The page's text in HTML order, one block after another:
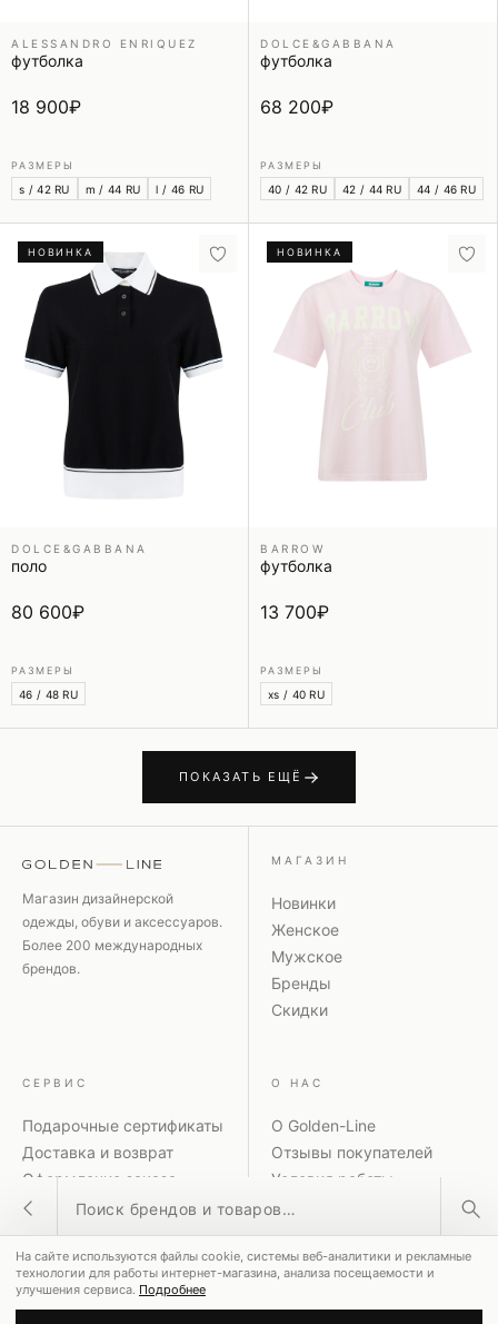
ALESSANDRO ENRIQUEZ
футболка
18 900₽
РАЗМЕРЫ
s / 42 RU m / 44 RU l / 46 RU
DOLCE&GABBANA
футболка
68 200₽
РАЗМЕРЫ
40 / 42 RU 42 / 44 RU 44 / 46 RU
НОВИНКА
DOLCE&GABBANA
поло
80 600₽
РАЗМЕРЫ
46 / 48 RU
НОВИНКА
BARROW
футболка
13 700₽
РАЗМЕРЫ
xs / 40 RU
ПОКАЗАТЬ ЕЩЁ
Магазин дизайнерской
одежды, обуви и аксессуаров.
Более 200 международных
брендов.
МАГАЗИН
Новинки
Женское
Мужское
Бренды
Скидки
СЕРВИС
Подарочные сертификаты
Доставка и возврат
Оформление заказа
Способы оплаты
Акции и скидки
Контакты
О НАС
О Golden-Line
Отзывы покупателей
Условия работы
Политика
конфиденциальности
Рассылка
На сайте используются файлы cookie, системы веб-аналитики и рекламные
технологии для работы интернет-магазина, анализа посещаемости и
улучшения сервиса. Подробнее
ПОПУЛЯРНЫЕ ЗАПРОСЫ
MM6 Maison Margiela